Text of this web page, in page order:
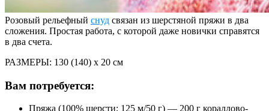
Розовый рельефный снуд связан из шерстяной пряжи в два
сложения. Простая работа, с которой даже новички справятся
в два счета.
РАЗМЕРЫ: 130 (140) x 20 cм
Вам потребуется:
Пряжа (100% шерсти; 125 м/50 г) — 200 г кораллово-